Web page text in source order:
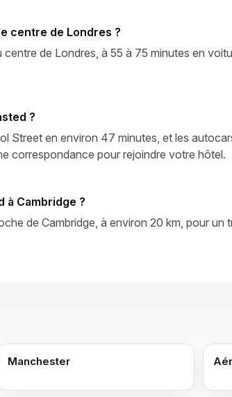
centre de Londres ?
de Londres, à 55 à 75 minutes en
?
Street en environ 47 minutes, et les
correspondance pour rejoindre votre hôtel.
à Cambridge ?
de Cambridge, à environ 20 km, pour
Manchester